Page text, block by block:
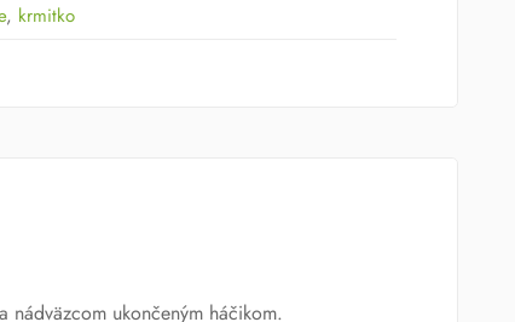
, krmitko
ukončeným háčikom.